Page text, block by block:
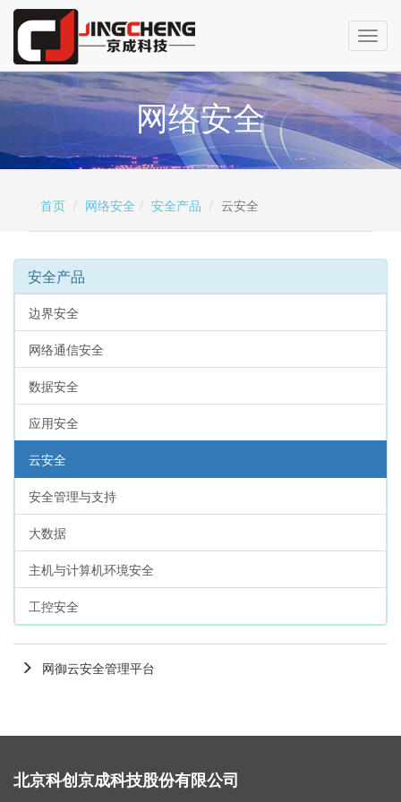
网络安全
首页 网络安全 安全产品 云安全
安全产品
边界安全
网络通信安全
数据安全
应用安全
云安全
安全管理与支持
大数据
主机与计算机环境安全
工控安全
网御云安全管理平台
北京科创京成科技股份有限公司